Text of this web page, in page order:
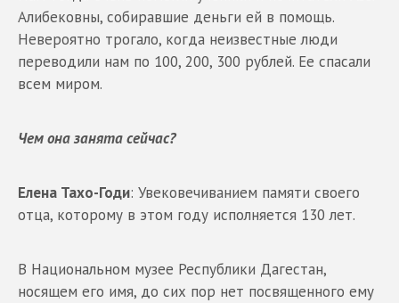
Алибековны, собиравшие деньги ей в помощь.
Невероятно трогало, когда неизвестные люди
переводили нам по 100, 200, 300 рублей. Ее спасали
всем миром.
Чем она занята сейчас?
Елена Тахо-Годи: Увековечиванием памяти своего
отца, которому в этом году исполняется 130 лет.
В Национальном музее Республики Дагестан,
носящем его имя, до сих пор нет посвященного ему